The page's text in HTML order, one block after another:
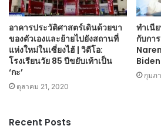
อาคารประวัติศาสตร์เดินด้วยขา
ของตัวเองและย้ายไปยังสถานที่
แห่งใหม่ในเซี่ยงไฮ้ | วิดีโอ:
โรงเรียนวัย 85 ปีขยับเท้าเป็น
‘กะ’
ตุลาคม 21, 2020
ทำเนี
กับกา
กุมภ
Recent Posts